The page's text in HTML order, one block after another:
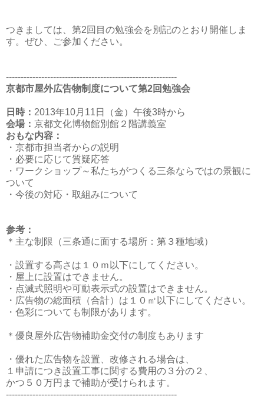
つきましては、第2回目の勉強会を別記のとおり開催しま
す。ぜひ、ご参加ください。
----------------------------------------------------------
京都市屋外広告物制度について第2回勉強会
日時： 2013年10月11日（金）午後3時から
会場： 京都文化博物館別館２階講義室
おもな内容：
・京都市担当者からの説明
・必要に応じて質疑応答
・ワークショップ～私たちがつくる三条ならではの景観に
ついて
・今後の対応・取組みについて
参考：
＊主な制限（三条通に面する場所：第３種地域）
・設置する高さは１０ｍ以下にしてください。
・屋上に設置はできません。
・点滅式照明や可動表示式の設置はできません。
・広告物の総面積（合計）は１０㎡以下にしてください。
・色彩についても制限があります。
＊優良屋外広告物補助金交付の制度もあります
・優れた広告物を設置、改修される場合は、
１申請につき設置工事に関する費用の３分の２、
かつ５０万円まで補助が受けられます。
----------------------------------------------------------